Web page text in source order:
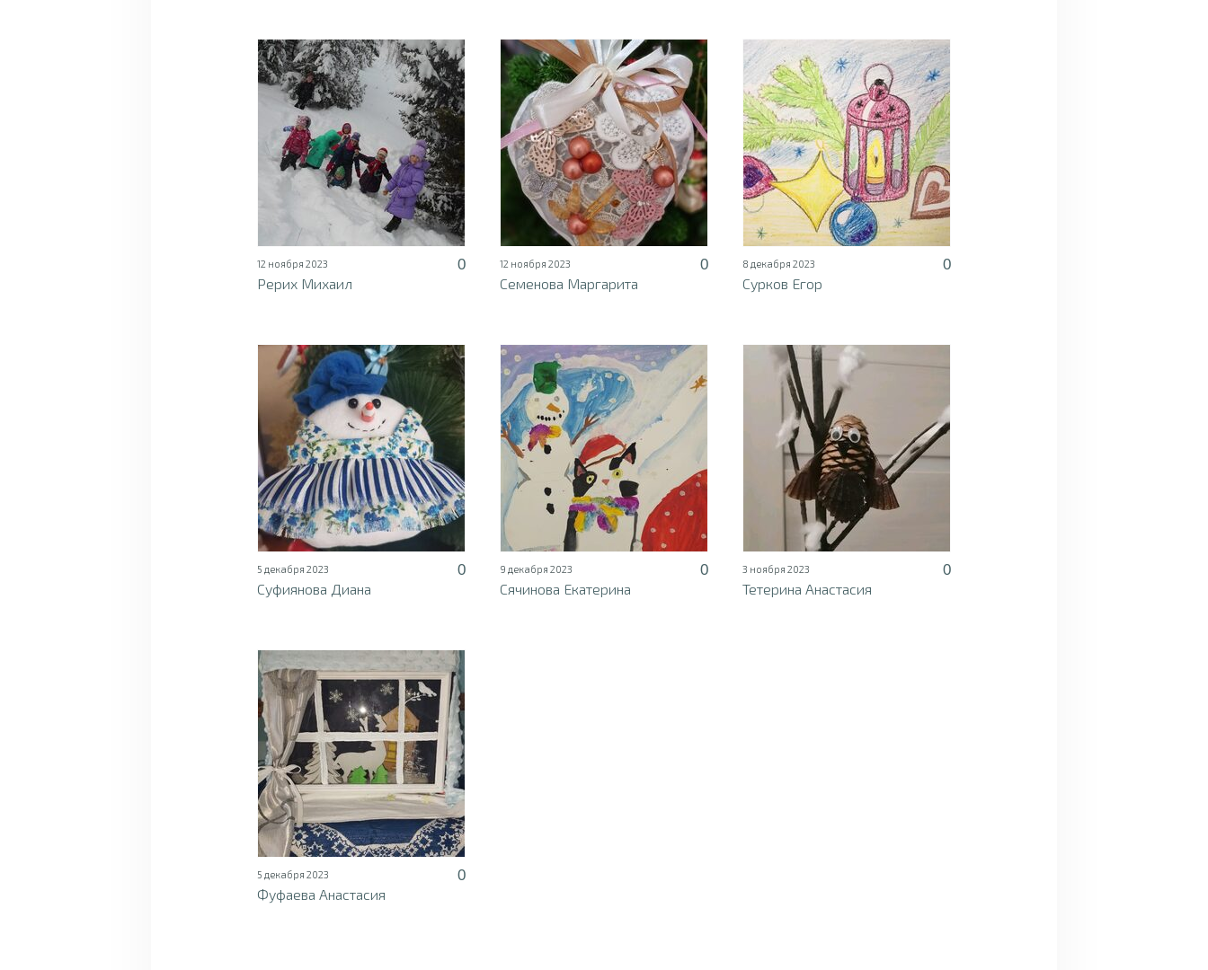
12 ноября 2023
0
Рерих Михаил
12 ноября 2023
0
Семенова Маргарита
8 декабря 2023
0
Сурков Егор
5 декабря 2023
0
Суфиянова Диана
9 декабря 2023
0
Сячинова Екатерина
3 ноября 2023
0
Тетерина Анастасия
5 декабря 2023
0
Фуфаева Анастасия